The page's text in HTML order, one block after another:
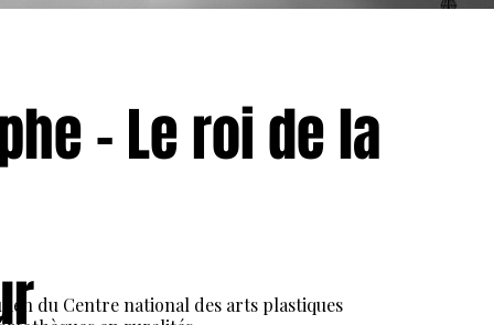
- Le roi de la
du Centre national des arts plastiques